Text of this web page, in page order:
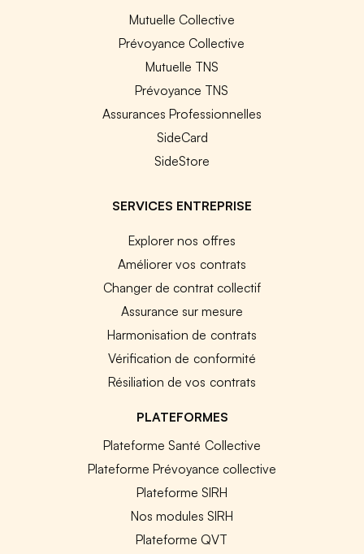
Mutuelle Collective
Prévoyance Collective
Mutuelle TNS
Prévoyance TNS
Assurances Professionnelles
SideCard
SideStore
SERVICES ENTREPRISE
Explorer nos offres
Améliorer vos contrats
Changer de contrat collectif
Assurance sur mesure
Harmonisation de contrats
Vérification de conformité
Résiliation de vos contrats
PLATEFORMES
Plateforme Santé Collective
Plateforme Prévoyance collective
Plateforme SIRH
Nos modules SIRH
Plateforme QVT